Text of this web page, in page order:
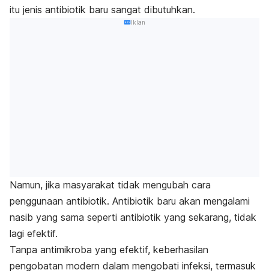
itu jenis antibiotik baru sangat dibutuhkan.
Iklan
Namun, jika masyarakat tidak mengubah cara
penggunaan antibiotik. Antibiotik baru akan mengalami
nasib yang sama seperti antibiotik yang sekarang, tidak
lagi efektif.
Tanpa antimikroba yang efektif, keberhasilan
pengobatan modern dalam mengobati infeksi, termasuk